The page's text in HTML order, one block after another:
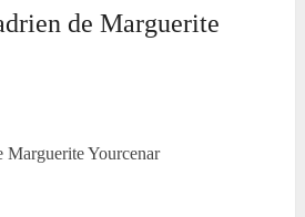
de Marguerite
Marguerite Yourcenar